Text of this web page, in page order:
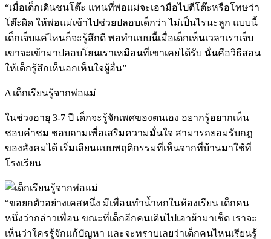
“เมื่อเด็กเดินชนโต๊ะ แทนที่พ่อแม่จะเอามือไปตีโต๊ะหรือโทษว่า
โต๊ะผิด ให้พ่อแม่เข้าไปช่วยปลอบเด็กว่า ไม่เป็นไรนะลูก แบบนี้
เด็กเจ็บแค่ไหนก็จะรู้สึกดี พอทำแบบนี้เมื่อเด็กเห็นเวลาเราเจ็บ
เขาจะเข้ามาปลอบโยนเราเหมือนที่เขาเคยได้รับ นั่นคือวิธีสอน
ให้เด็กรู้สึกเห็นอกเห็นใจผู้อื่น”
Δ เด็กเรียนรู้จากพ่อแม่
ในช่วงอายุ 3-7 ปี เด็กจะรู้จักเพศของตนเอง อยากรู้อยากเห็น
ชอบคำชม ชอบถามเพื่อเสริมความมั่นใจ สามารถยอมรับกฎ
ของสังคมได้ เริ่มเลียนแบบพฤติกรรมที่เห็นจากที่บ้านมาใช้ที่
โรงเรียน
“ขอยกตัวอย่างเคสหนึ่ง มีเพื่อนทำน้ำหกในห้องเรียน เด็กคน
หนึ่งว่ากล่าวเพื่อน ขณะที่เด็กอีกคนเดินไปเอาผ้ามาเช็ด เราจะ
เห็นว่าใครรู้จักแก้ปัญหา และจะทราบเลยว่าเด็กคนไหนเรียนรู้